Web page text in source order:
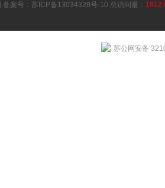
备案号： 苏ICP备13034328号-10 总访问量：
苏公网安备